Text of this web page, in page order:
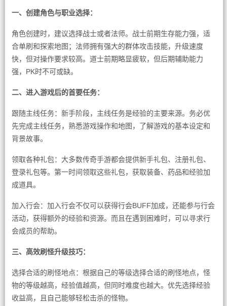
一、创建角色与职业选择：
角色创建时，建议选择战士或者法师。战士前期生存能力强，适
合单刷和探索地图；法师拥有强大的群体攻击技能，升级速度
快，但对操作要求较高。道士前期略显疲软，但后期辅助能力
强，PK时不可或缺。
二、进入游戏后的首要任务：
跟随主线任务：新手阶段，主线任务是经验的主要来源。务必优
先完成主线任务，熟悉游戏操作和地图，了解游戏的基本设定和
背景故事。
领取各种礼包：大多数传奇手游都会提供新手礼包、注册礼包、
登录礼包等。第一时间领取这些礼包，获取装备、药品和经验加
成道具。
加入行会：加入行会不仅可以获得行会BUFF加成，还能参与行会
活动，获得额外的经验和资源。而且在遇到困难时，可以寻求行
会成员的帮助。
三、高效刷怪升级技巧：
选择合适的刷怪地点：根据自己的等级选择合适的刷怪地点，怪
物的等级越高，经验值越高，但同时难度也越大。优先选择经验
收益高，且自己能够轻松击杀的怪物。